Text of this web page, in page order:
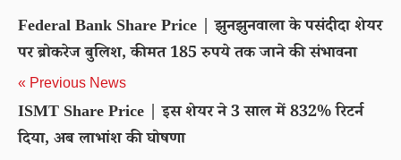
Federal Bank Share Price | झुनझुनवाला के पसंदीदा शेयर
पर ब्रोकरेज बुलिश, कीमत 185 रुपये तक जाने की संभावना
« Previous News
ISMT Share Price | इस शेयर ने 3 साल में 832% रिटर्न
दिया, अब लाभांश की घोषणा